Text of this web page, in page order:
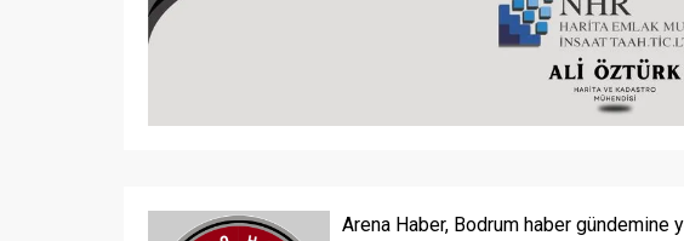
Arena Haber, Bodrum haber